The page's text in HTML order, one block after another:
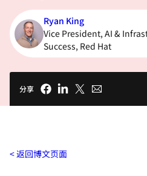
Ryan King
Vice President, AI &
Success, Red Hat
分享
返回博文页面